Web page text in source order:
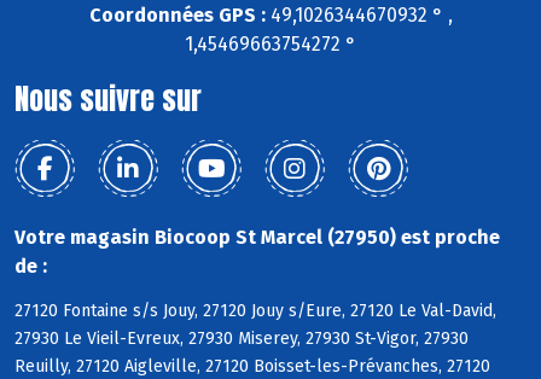
Coordonnées GPS :49,1026344670932 ° ,
1,45469663754272 °
Nous suivre sur
Votre magasin Biocoop St Marcel (27950) est proche
de :
27120 Fontaine s/s Jouy, 27120 Jouy s/Eure, 27120 Le Val-David,
27930 Le Vieil-Evreux, 27930 Miserey, 27930 St-Vigor, 27930
Reuilly, 27120 Aigleville, 27120 Boisset-les-Prévanches, 27120